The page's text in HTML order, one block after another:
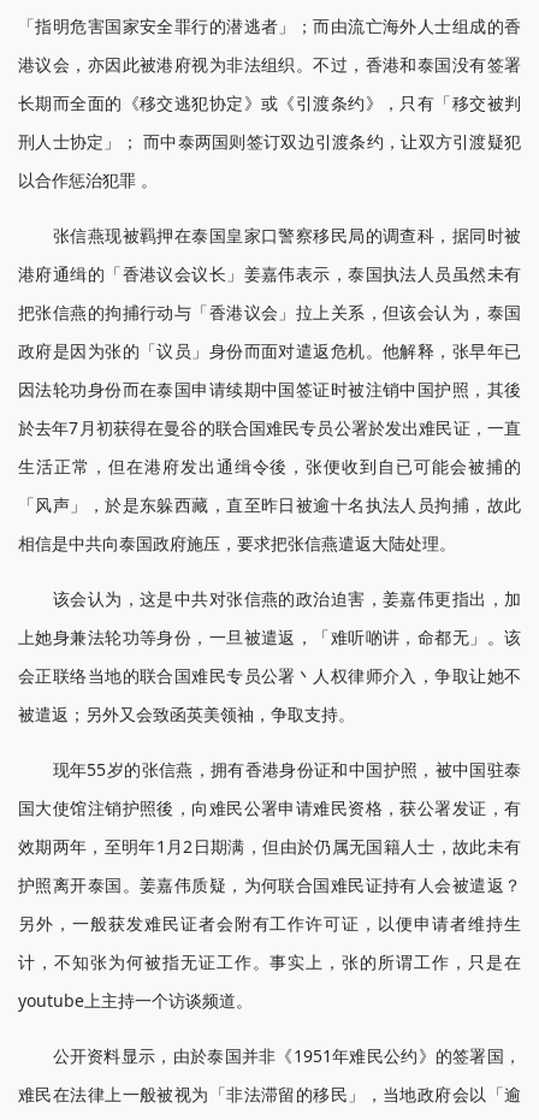
「指明危害国家安全罪行的潜逃者」；而由流亡海外人士组成的香
港议会，亦因此被港府视为非法组织。不过，香港和泰国没有签署
长期而全面的《移交逃犯协定》或《引渡条约》，只有「移交被判
刑人士协定」； 而中泰两国则签订双边引渡条约，让双方引渡疑犯
以合作惩治犯罪 。
张信燕现被羁押在泰国皇家口警察移民局的调查科，据同时被
港府通缉的「香港议会议长」姜嘉伟表示，泰国执法人员虽然未有
把张信燕的拘捕行动与「香港议会」拉上关系，但该会认为，泰国
政府是因为张的「议员」身份而面对遣返危机。他解释，张早年已
因法轮功身份而在泰国申请续期中国签证时被注销中国护照，其後
於去年7月初获得在曼谷的联合国难民专员公署於发出难民证，一直
生活正常，但在港府发出通缉令後，张便收到自已可能会被捕的
「风声」，於是东躲西藏，直至昨日被逾十名执法人员拘捕，故此
相信是中共向泰国政府施压，要求把张信燕遣返大陆处理。
该会认为，这是中共对张信燕的政治迫害，姜嘉伟更指出，加
上她身兼法轮功等身份，一旦被遣返，「难听啲讲，命都无」。该
会正联络当地的联合国难民专员公署丶人权律师介入，争取让她不
被遣返；另外又会致函英美领袖，争取支持。
现年55岁的张信燕，拥有香港身份证和中国护照，被中国驻泰
国大使馆注销护照後，向难民公署申请难民资格，获公署发证，有
效期两年，至明年1月2日期满，但由於仍属无国籍人士，故此未有
护照离开泰国。姜嘉伟质疑，为何联合国难民证持有人会被遣返？
另外，一般获发难民证者会附有工作许可证，以便申请者维持生
计，不知张为何被指无证工作。事实上，张的所谓工作，只是在
youtube上主持一个访谈频道。
公开资料显示，由於泰国并非《1951年难民公约》的签署国，
难民在法律上一般被视为「非法滞留的移民」，当地政府会以「逾